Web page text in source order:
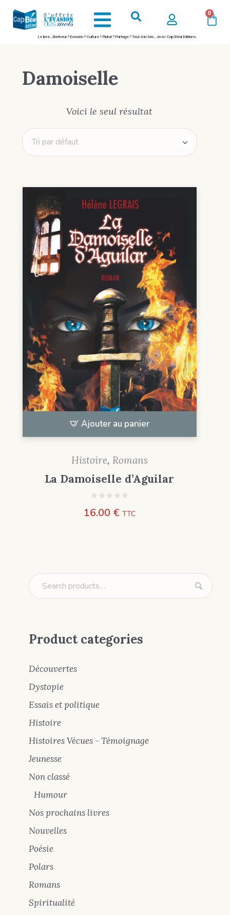
0
Le livre… Bonheur ? Evasion ? Culture ? Plaisir ? Partage ? Tout à la fois… avec Cap Béar Editions.
Damoiselle
Voici le seul résultat
Ajouter au panier
Histoire, Romans
La Damoiselle d’Aguilar
16.00 € TTC
Product categories
Découvertes
Dystopie
Essais et politique
Histoire
Histoires Vécues - Témoignage
Jeunesse
Non classé
Humour
Nos prochains livres
Nouvelles
Poésie
Polars
Romans
Spiritualité